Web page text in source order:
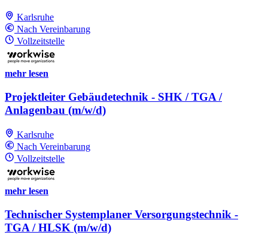
Karlsruhe
Nach Vereinbarung
Vollzeitstelle
mehr lesen
Projektleiter Gebäudetechnik - SHK / TGA /
Anlagenbau (m/w/d)
Karlsruhe
Nach Vereinbarung
Vollzeitstelle
mehr lesen
Technischer Systemplaner Versorgungstechnik -
TGA / HLSK (m/w/d)